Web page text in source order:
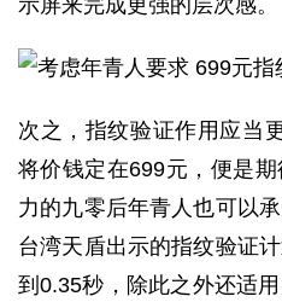
示屏来完成更强的层次感。
次之，指纹验证作用应当
将价钱定在699元，便是
力的九零后年青人也可以
台湾天盾出示的指纹验证
到0.35秒，除此之外还适